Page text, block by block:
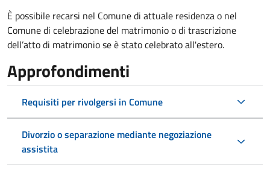
È possibile recarsi nel Comune di attuale residenza o nel
Comune di celebrazione del matrimonio o di trascrizione
dell’atto di matrimonio se è stato celebrato all'estero.
Approfondimenti
Requisiti per rivolgersi in Comune
Divorzio o separazione mediante negoziazione
assistita